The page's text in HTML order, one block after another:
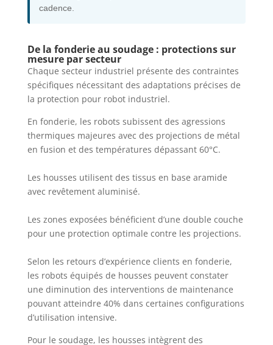
cadence.
De la fonderie au soudage : protections sur
mesure par secteur
Chaque secteur industriel présente des contraintes
spécifiques nécessitant des adaptations précises de
la protection pour robot industriel.
En fonderie, les robots subissent des agressions
thermiques majeures avec des projections de métal
en fusion et des températures dépassant 60°C.
Les housses utilisent des tissus en base aramide
avec revêtement aluminisé.
Les zones exposées bénéficient d’une double couche
pour une protection optimale contre les projections.
Selon les retours d’expérience clients en fonderie,
les robots équipés de housses peuvent constater
une diminution des interventions de maintenance
pouvant atteindre 40% dans certaines configurations
d’utilisation intensive.
Pour le soudage, les housses intègrent des